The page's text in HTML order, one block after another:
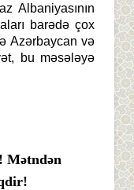
Albaniyasının
barədə çox
Azərbaycan və
bu məsələyə
Mətndən